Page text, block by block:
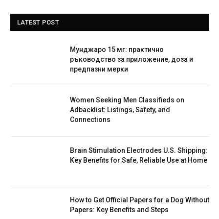
LATEST POST
Мунджаро 15 мг: практично
ръководство за приложение, доза и
предпазни мерки
Women Seeking Men Classifieds on
Adbacklist: Listings, Safety, and
Connections
Brain Stimulation Electrodes U.S. Shipping:
Key Benefits for Safe, Reliable Use at Home
How to Get Official Papers for a Dog Without
Papers: Key Benefits and Steps